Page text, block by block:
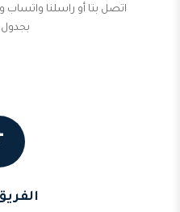
اتصل بنا أو راسلنا